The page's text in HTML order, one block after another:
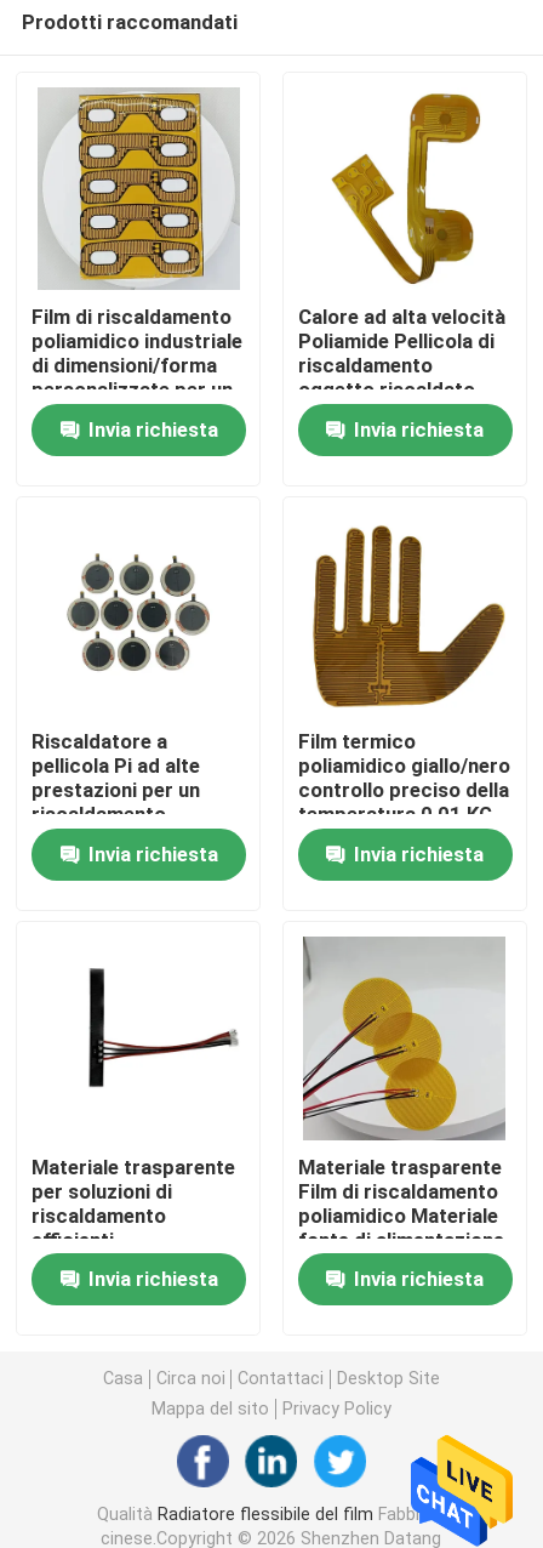
Prodotti
Video
Giro della fabbrica
Notizie
Richieda una citazione
Radiatore del film di pi
Film del riscaldamento del Polyimide
Cuscinetto di riscaldamento flessibile
Polyimide Heater Element
Radiatori su ordinazione del Polyimide
Radiatore flessibile su ordinazione
Film del riscaldamento di Graphene
Film di riscaldamento elettrico
Prodotti raccomandati
Film di riscaldamento
poliamidico industriale
di dimensioni/forma
personalizzate per un
riscaldamento
efficiente 1,5-500VAC
Invia richiesta
Calore ad alta velocità
Poliamide Pellicola di
riscaldamento
oggetto riscaldato
per massaggiatore
oculareInvia richiesta
Riscaldatore a
pellicola Pi ad alte
prestazioni per un
riscaldamento
elettrico efficiente
Invia richiesta
Film termico
poliamidico giallo/nero
controllo preciso della
temperatura 0,01 KG
Invia richiesta
Materiale trasparente
per soluzioni di
riscaldamento
efficienti
Invia richiesta
Materiale trasparente
Film di riscaldamento
poliamidico Materiale
fonte di alimentazione
elettrica di rame
Invia richiesta
Casa Circa noi Contattaci
Desktop Site
Mappa del sito
Privacy Policy
Qualità Radiatore flessibile del film Fabbrica
cinese.Copyright © 2026 Shenzhen Datang